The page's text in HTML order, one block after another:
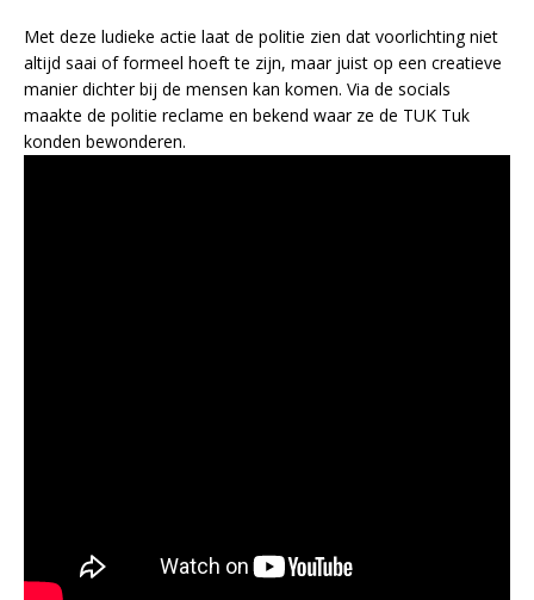
Met deze ludieke actie laat de politie zien dat voorlichting niet
altijd saai of formeel hoeft te zijn, maar juist op een creatieve
manier dichter bij de mensen kan komen. Via de socials
maakte de politie reclame en bekend waar ze de TUK Tuk
konden bewonderen.